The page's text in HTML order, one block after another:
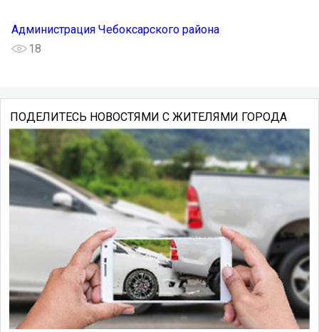
Администрация Чебоксарского района
18
ПОДЕЛИТЕСЬ НОВОСТЯМИ С ЖИТЕЛЯМИ ГОРОДА